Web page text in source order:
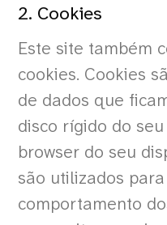
2. Cookies
Este site também
cookies. Cookies
de dados que
disco rígido do
browser do seu
são utilizados
comportamento